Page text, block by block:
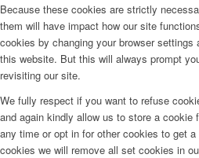
Because these cookies are strictly
them will have impact how our site
cookies by changing your browser
this website. But this will always prompt
revisiting our site.
We fully respect if you want to refuse
and again kindly allow us to store a cookie
any time or opt in for other cookies to get
cookies we will remove all set cookies in